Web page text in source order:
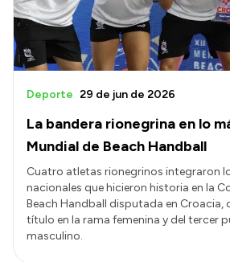
La bandera rionegrina en lo
Mundial de Beach Handball
Deporte 29 de jun de 2026
Cuatro atletas rionegrinos integraron
nacionales que hicieron historia en la
Beach Handball disputada en Croacia,
título en la rama femenina y del tercer
masculino.